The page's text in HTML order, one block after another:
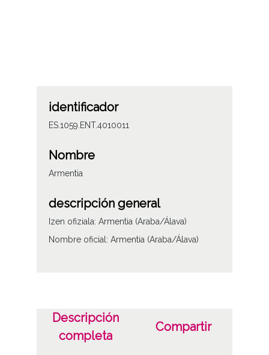
identificador
ES.1059.ENT.4010011
Nombre
Armentia
descripción general
Izen ofiziala: Armentia (Araba/Álava)
Nombre oficial: Armentia (Araba/Álava)
Descripción
completa
Compartir